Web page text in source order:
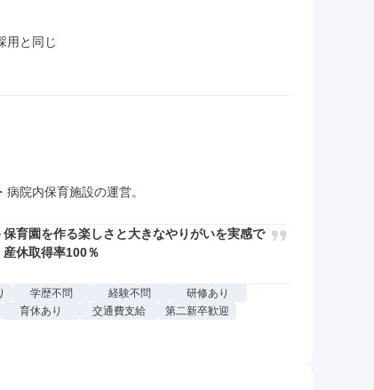
用と同じ
院内保育施設の運営。
育園を作る楽しさと大きなやりがいを実感で
休取得率100％
学歴不問 経験不問
研修あり
育休あり 交通費支給 第二新卒歓迎